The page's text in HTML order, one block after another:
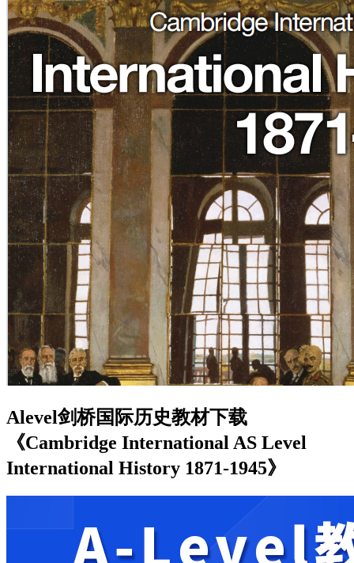
Alevel剑桥国际历史教材下载
《Cambridge International AS Level
International History 1871-1945》